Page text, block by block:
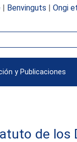
| Benvinguts | Ongi
y Publicaciones
de los